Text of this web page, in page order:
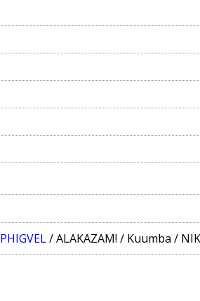
PHIGVEL/ALAKAZAM! / Kuumba /